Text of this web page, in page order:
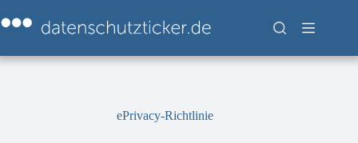
Inhalt
springen
ePrivacy-Richtlinie